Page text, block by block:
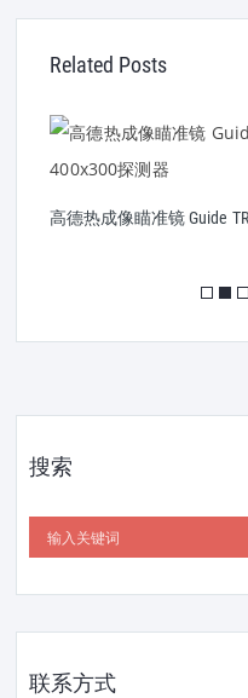
Related Posts
高德热成像瞄准镜 Guide
搜索
联系方式